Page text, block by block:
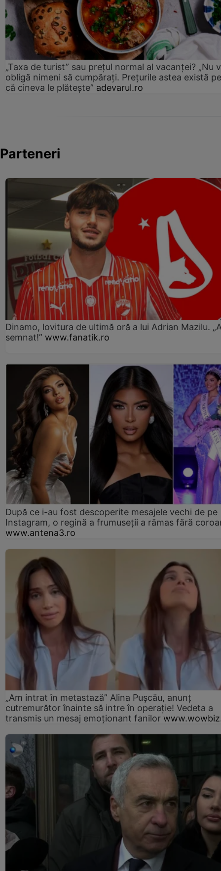
„Taxa de turist” sau prețul normal al vacanței? „Nu
obligă nimeni să cumpărați. Prețurile astea există
că cineva le plătește” adevarul.ro
Parteneri
Dinamo, lovitura de ultimă oră a lui Adrian Mazilu.
semnat!” www.fanatik.ro
După ce i-au fost descoperite mesajele vechi de pe
Instagram, o regină a frumuseții a rămas fără
www.antena3.ro
„Am intrat în metastază” Alina Pușcău, anunț
cutremurător înainte să intre în operație! Vedeta a
transmis un mesaj emoționant fanilor